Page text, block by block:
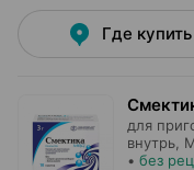
Где купить
для
внутрь,
• без